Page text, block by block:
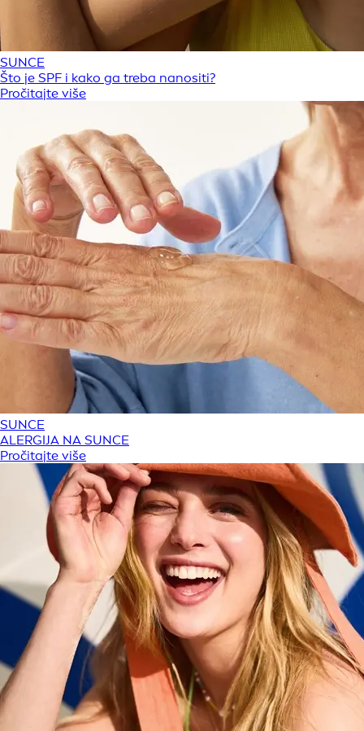
SUNCE
Što je SPF i kako ga treba nanositi?
Pročitajte više
SUNCE
ALERGIJA NA SUNCE
Pročitajte više